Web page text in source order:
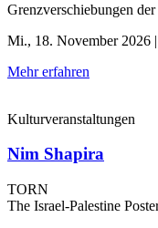
Grenzverschiebungen
Mi., 18. November 2026
Mehr erfahren
Kulturveranstaltungen
Nim Shapira
TORN
The Israel-Palestine